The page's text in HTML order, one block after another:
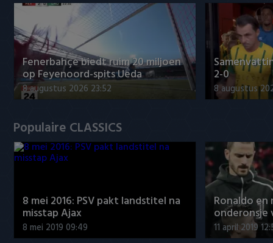
Fenerbahçe biedt ruim 20 miljoen
op Feyenoord-spits Ueda
8 augustus 2026 23:52
2-0
8 augustus
Populaire CLASSICS
8 mei 2016: PSV pakt landstitel na
misstap Ajax
8 mei 2019 09:49
Ronaldo
onderonsje
11 april 2019